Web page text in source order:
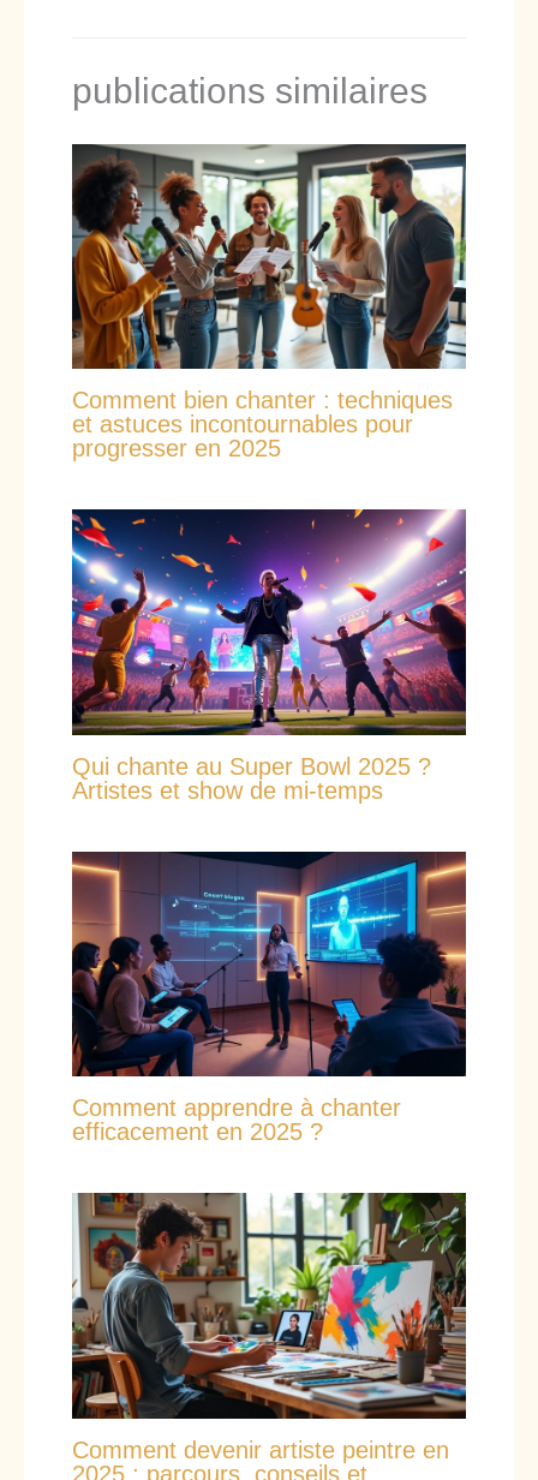
publications similaires
Comment bien chanter : techniques
et astuces incontournables pour
progresser en 2025
Qui chante au Super Bowl 2025 ?
Artistes et show de mi-temps
Comment apprendre à chanter
efficacement en 2025 ?
Comment devenir artiste peintre en
2025 : parcours, conseils et